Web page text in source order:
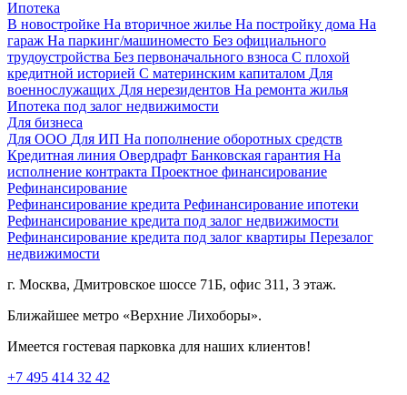
Ипотека
В новостройке На вторичное жилье На постройку дома На
гараж На паркинг/машиноместо Без официального
трудоустройства Без первоначального взноса С плохой
кредитной историей С материнским капиталом Для
военнослужащих Для нерезидентов На ремонта жилья
Ипотека под залог недвижимости
Для бизнеса
Для ООО Для ИП На пополнение оборотных средств
Кредитная линия Овердрафт Банковская гарантия На
исполнение контракта Проектное финансирование
Рефинансирование
Рефинансирование кредита Рефинансирование ипотеки
Рефинансирование кредита под залог недвижимости
Рефинансирование кредита под залог квартиры Перезалог
недвижимости
г. Москва, Дмитровское шоссе 71Б, офис 311, 3 этаж.
Ближайшее метро «Верхние Лихоборы».
Имеется гостевая парковка для наших клиентов!
+7 495 414 32 42